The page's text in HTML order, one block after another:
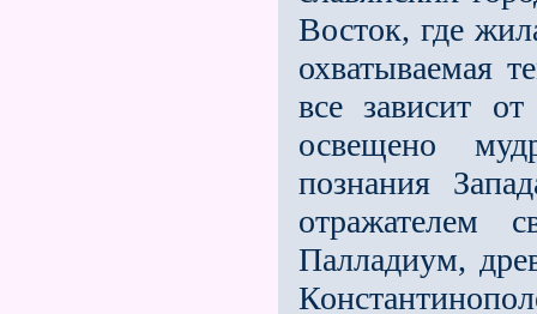
Восток, где
охватываемая
все зависит
освещено
познания
отражателем
Палладиум,